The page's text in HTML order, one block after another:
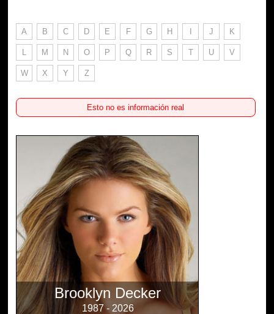
A B C D E F G H I J K
L M N O P Q R S T U V
W X Y Z
Esto no es información real
Brooklyn Decker
1987 - 2026